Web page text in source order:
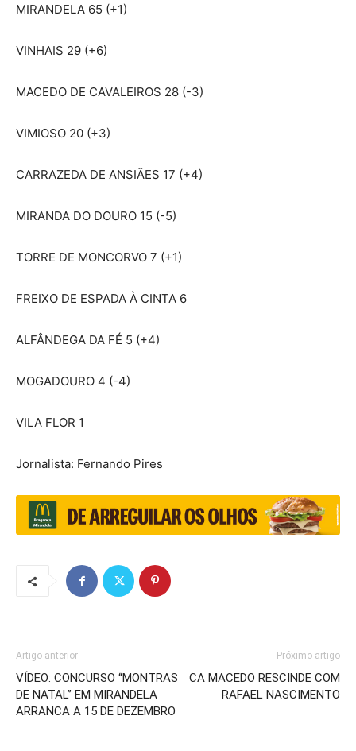
MIRANDELA 65 (+1)
VINHAIS 29 (+6)
MACEDO DE CAVALEIROS 28 (-3)
VIMIOSO 20 (+3)
CARRAZEDA DE ANSIÃES 17 (+4)
MIRANDA DO DOURO 15 (-5)
TORRE DE MONCORVO 7 (+1)
FREIXO DE ESPADA À CINTA 6
ALFÂNDEGA DA FÉ 5 (+4)
MOGADOURO 4 (-4)
VILA FLOR 1
Jornalista: Fernando Pires
Artigo anterior
VÍDEO: CONCURSO “MONTRAS
DE NATAL” EM MIRANDELA
ARRANCA A 15 DE DEZEMBRO
Próximo artigo
CA MACEDO RESCINDE COM
RAFAEL NASCIMENTO